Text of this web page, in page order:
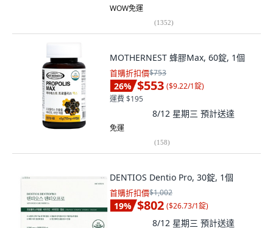
WOW免運
(1352)
MOTHERNEST 蜂膠Max, 60錠, 1個
首購折扣價$753
26% $553 ($9.22/1錠)
運費 $195
8/12 星期三 預計送達
免運
(158)
DENTIOS Dentio Pro, 30錠, 1個
首購折扣價$1,002
19% $802 ($26.73/1錠)
8/12 星期三 預計送達